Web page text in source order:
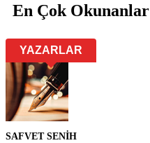
En Çok Okunanlar
YAZARLAR
SAFVET SENİH